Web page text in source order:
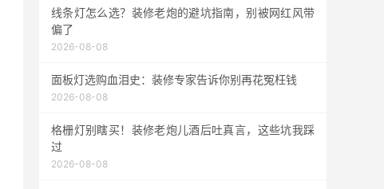
线条灯怎么选？装修老炮的避坑指南，别被网红风带
偏了
2026-08-08
面板灯选购血泪史：装修专家告诉你别再花冤枉钱
2026-08-08
格栅灯别瞎买！装修老炮儿酒后吐真言，这些坑我踩
过
2026-08-08